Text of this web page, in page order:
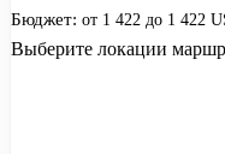
Бюджет: от 1 422 до 1 422
Выберите локации